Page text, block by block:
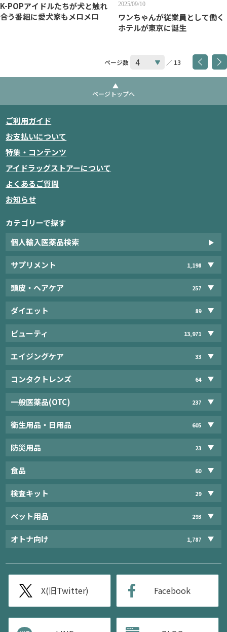
K-POPアイドルたちが犬と触れ
合う番組に愛犬家もメロメロ
2025/09/10
ワンちゃんが従業員として働く
ホテルが東京に誕生
ページ数 ／ 13
ページトップへ
ご利用ガイド
お支払いについて
特集・コンテンツ
アイドラッグストアーについて
よくあるご質問
お知らせ
カテゴリーで探す
個人輸入医薬品検索
サプリメント 1,198
頭皮・ヘアケア 257
ダイエット 89
ビューティ 13,971
エイジングケア 33
コンタクトレンズ 64
一般医薬品(OTC) 237
衛生用品・日用品 605
防災用品 23
食品 60
検査キット 29
ペット用品 293
オトナ向け 1,787
X(旧Twitter) Facebook